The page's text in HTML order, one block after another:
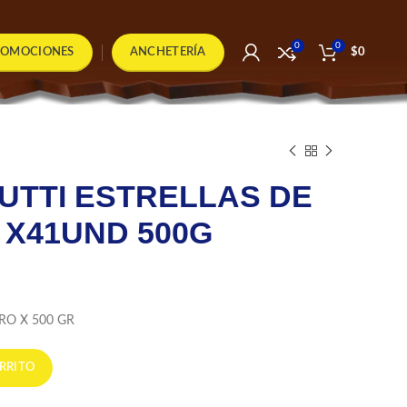
ANCHETERÍA
0 0
$0
ESTRELLAS DE
500G
X 500 GR
TARRO X41UND 500G cantidad